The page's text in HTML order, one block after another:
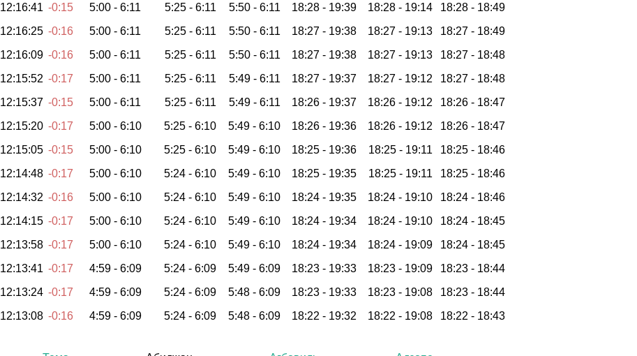
12:16:41 -0:15 5:00 - 6:11 5:25 - 6:11 5:50 - 6:11 18:28 - 19:39 18:28 - 19:14 18:28 - 18:49
12:16:25 -0:16 5:00 - 6:11 5:25 - 6:11 5:50 - 6:11 18:27 - 19:38 18:27 - 19:13 18:27 - 18:49
12:16:09 -0:16 5:00 - 6:11 5:25 - 6:11 5:50 - 6:11 18:27 - 19:38 18:27 - 19:13 18:27 - 18:48
12:15:52 -0:17 5:00 - 6:11 5:25 - 6:11 5:49 - 6:11 18:27 - 19:37 18:27 - 19:12 18:27 - 18:48
12:15:37 -0:15 5:00 - 6:11 5:25 - 6:11 5:49 - 6:11 18:26 - 19:37 18:26 - 19:12 18:26 - 18:47
12:15:20 -0:17 5:00 - 6:10 5:25 - 6:10 5:49 - 6:10 18:26 - 19:36 18:26 - 19:12 18:26 - 18:47
12:15:05 -0:15 5:00 - 6:10 5:25 - 6:10 5:49 - 6:10 18:25 - 19:36 18:25 - 19:11 18:25 - 18:46
12:14:48 -0:17 5:00 - 6:10 5:24 - 6:10 5:49 - 6:10 18:25 - 19:35 18:25 - 19:11 18:25 - 18:46
12:14:32 -0:16 5:00 - 6:10 5:24 - 6:10 5:49 - 6:10 18:24 - 19:35 18:24 - 19:10 18:24 - 18:46
12:14:15 -0:17 5:00 - 6:10 5:24 - 6:10 5:49 - 6:10 18:24 - 19:34 18:24 - 19:10 18:24 - 18:45
12:13:58 -0:17 5:00 - 6:10 5:24 - 6:10 5:49 - 6:10 18:24 - 19:34 18:24 - 19:09 18:24 - 18:45
12:13:41 -0:17 4:59 - 6:09 5:24 - 6:09 5:49 - 6:09 18:23 - 19:33 18:23 - 19:09 18:23 - 18:44
12:13:24 -0:17 4:59 - 6:09 5:24 - 6:09 5:48 - 6:09 18:23 - 19:33 18:23 - 19:08 18:23 - 18:44
12:13:08 -0:16 4:59 - 6:09 5:24 - 6:09 5:48 - 6:09 18:22 - 19:32 18:22 - 19:08 18:22 - 18:43